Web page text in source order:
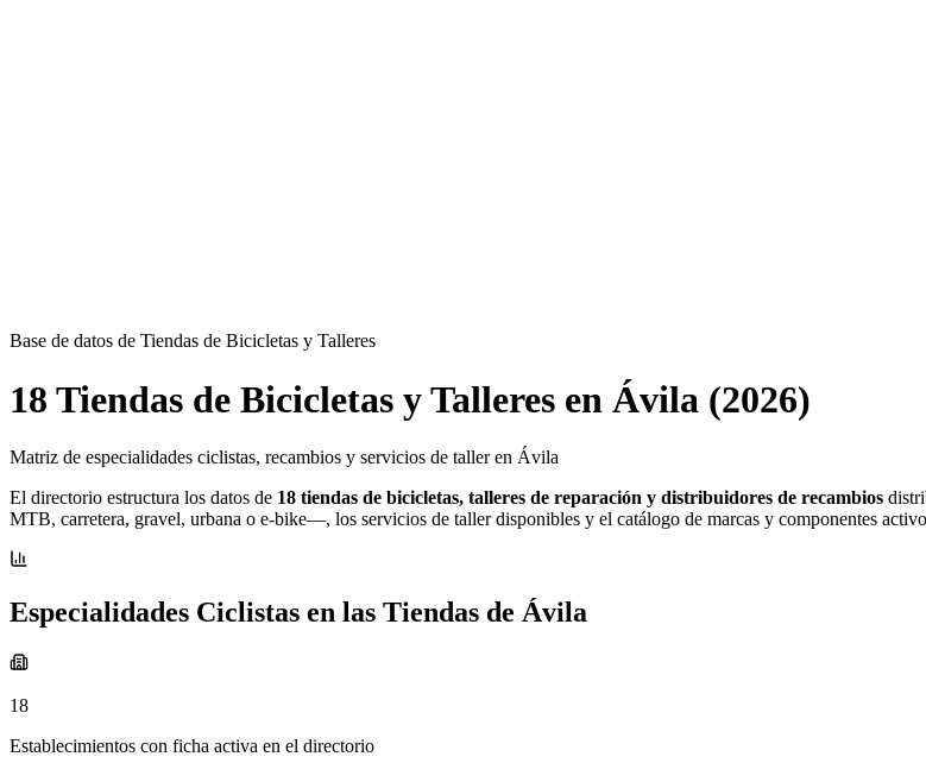
Base de datos de Tiendas de Bicicletas y Talleres
18 Tiendas de Bicicletas y Talleres en Ávila (2026)
Matriz de especialidades ciclistas, recambios y servicios de taller en Ávila
El directorio estructura los datos de 18 tiendas de bicicletas, talleres de reparación y distribuidores de recambios
MTB, carretera, gravel, urbana o e-bike—, los servicios de taller disponibles y el catálogo de marcas y componentes
Especialidades Ciclistas en las Tiendas de Ávila
18
Establecimientos con ficha activa en el directorio